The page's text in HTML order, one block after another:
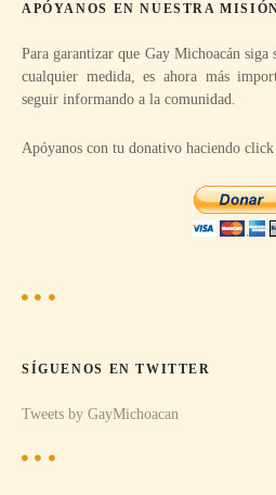
i
ó
n
d
n
r
a
d
:APÓYANOS EN NUESTRA
Para garantizar que Gay Michoacán siga
cualquier medida, es ahora más
seguir informando a la comunidad.
Apóyanos con tu donativo haciendo click
SÍGUENOS EN TWITTER
Tweets by GayMichoacan